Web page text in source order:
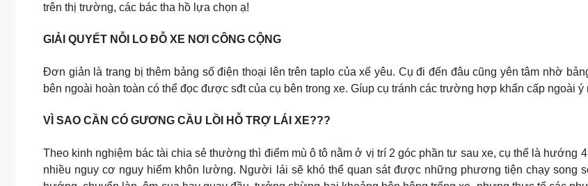
trên thị trường, các bác tha hồ lựa chọn ạ!
GIẢI QUYẾT NỖI LO ĐỖ XE NƠI CÔNG CỘNG
Đơn giản là trang bị thêm bảng số điện thoại lên trên taplo của xế yêu. Cụ đi đến đâu cũng yên tâm nhờ
bên ngoài hoàn toàn có thể đọc được sđt của cụ bên trong xe. Gíup cụ tránh các trường hợp khẩn cấp ngoài
VÌ SAO CẦN CÓ GƯƠNG CẦU LỒI HỖ TRỢ LÁI XE???
Theo kinh nghiệm bác tài chia sẻ thường thì điểm mù ô tô nằm ở vị trí 2 góc phần tư sau xe, cụ thể là
nhiều nguy cơ nguy hiểm khôn lường. Người lái sẽ khó thể quan sát được những phương tiện chạy song